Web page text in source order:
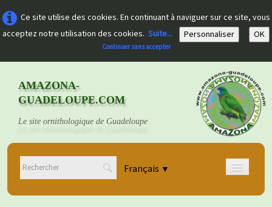
Ce site utilise des cookies. En continuant à naviguer sur ce site, vous
acceptez notre utilisation des cookies. Suite... Personnaliser OK
Continuer sans accepter
AMAZONA-
GUADELOUPE.COM
Le site ornithologique de Guadeloupe
Français ▼
Accueil